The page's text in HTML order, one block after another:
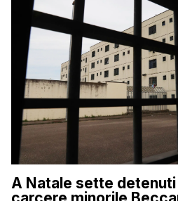
A Natale sette